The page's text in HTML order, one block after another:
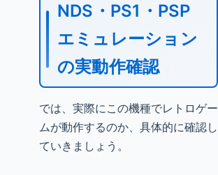
NDS・PS1・PSP
エミュレーション
の実動作確認
では、実際にこの機種でレトロゲー
ムが動作するのか、具体的に確認し
ていきましょう。